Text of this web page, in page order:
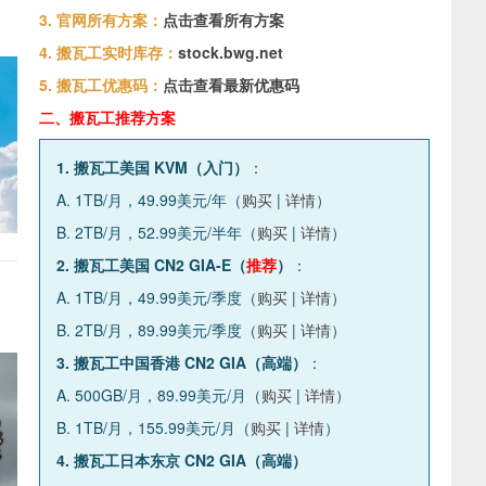
3. 官网所有方案： 点击查看所有方案
4. 搬瓦工实时库存： stock.bwg.net
5. 搬瓦工优惠码： 点击查看最新优惠码
二、搬瓦工推荐方案
1. 搬瓦工美国 KVM（入门）
：
A. 1TB/月，49.99美元/年（购买 | 详情）
B. 2TB/月，52.99美元/半年（购买 | 详情）
2. 搬瓦工美国 CN2 GIA-E（推荐）
：
A. 1TB/月，49.99美元/季度（购买 | 详情）
B. 2TB/月，89.99美元/季度（购买 | 详情）
3. 搬瓦工中国香港 CN2 GIA（高端）
：
A. 500GB/月，89.99美元/月（购买 | 详情）
B. 1TB/月，155.99美元/月（购买 | 详情）
4. 搬瓦工日本东京 CN2 GIA（高端）